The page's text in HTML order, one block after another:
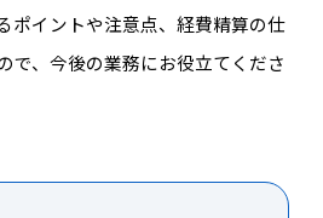
ポイントや注意点、経費精算の仕
で、今後の業務にお役立てくださ